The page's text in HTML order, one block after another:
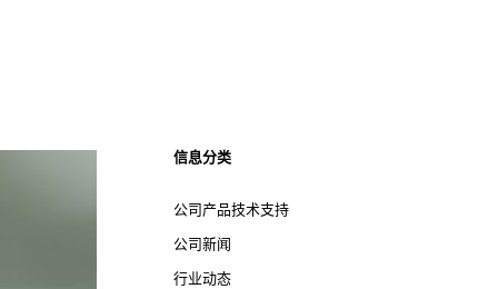
信息分类
公司产品技术支持
公司新闻
行业动态